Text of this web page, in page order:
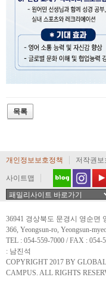
개인정보보호정책 저작권보
사이트맵
36941 경상북도 문경시 영순면
366, Yeongsun-ro, Yeongsun-
TEL : 054-559-7000 / FAX :
: 남진석
COPYRIGHT 2017 BY
CAMPUS. ALL RIGHTS